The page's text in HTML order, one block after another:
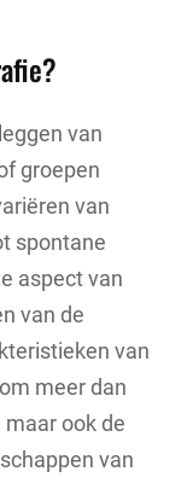
van
groepen
van
spontane
aspect van
van de
van
meer dan
ook de
van